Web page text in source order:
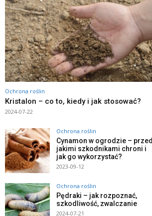
Ochrona roślin
Kristalon – co to, kiedy i jak stosować?
2024-07-22
Ochrona roślin
Cynamon w ogrodzie – przed
jakimi szkodnikami chroni i
jak go wykorzystać?
2023-09-12
Ochrona roślin
Pędraki – jak rozpoznać,
szkodliwość, zwalczanie
2024-07-21